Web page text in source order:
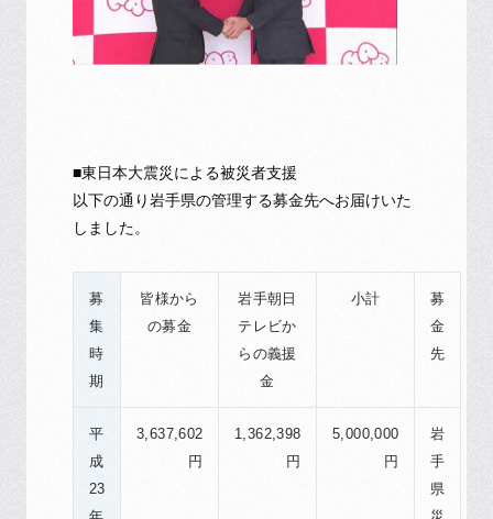
■東日本大震災による被災者支援
以下の通り岩手県の管理する募金先へお届けいた
しました。
募
集
時
期
皆様から
の募金
岩手朝日
テレビか
らの義援
金
小計
募
金
先
平
成
23
3,637,602
円
1,362,398
円
5,000,000
円
岩
手
県